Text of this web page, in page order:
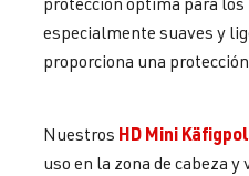
especialmente suaves y
proporciona una
Nuestros HD Mini
uso en la zona de cabeza